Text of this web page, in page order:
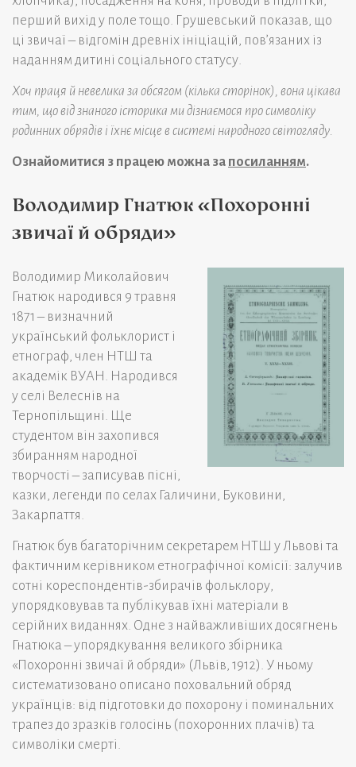
перший вихід у поле тощо. Грушевський показав, що
ці звичаї – відгомін древніх ініціацій, пов’язаних із
наданням дитині соціального статусу.
Хоч праця й невелика за обсягом (кілька сторінок), вона цікава
тим, що від знаного історика ми дізнаємося про символіку
родинних обрядів і їхнє місце в системі народного світогляду.
Ознайомитися з працею можна за посиланням.
Володимир Гнатюк «Похоронні
звичаї й обряди»
Володимир Миколайович
Гнатюк народився 9 травня
1871 – визначний
український фольклорист і
етнограф, член НТШ та
академік ВУАН. Народився
у селі Велеснів на
Тернопільщині. Ще
студентом він захопився
збиранням народної
творчості – записував пісні,
казки, легенди по селах Галичини, Буковини,
Закарпаття.
Гнатюк був багаторічним секретарем НТШ у Львові та
фактичним керівником етнографічної комісії: залучив
сотні кореспондентів-збирачів фольклору,
упорядковував та публікував їхні матеріали в
серійних виданнях. Одне з найважливіших досягнень
Гнатюка – упорядкування великого збірника
«Похоронні звичаї й обряди» (Львів, 1912). У ньому
систематизовано описано поховальний обряд
українців: від підготовки до похорону і поминальних
трапез до зразків голосінь (похоронних плачів) та
символіки смерті.